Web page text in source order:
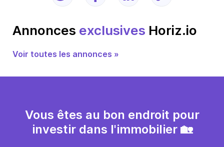
Annonces exclusives Horiz.io
Voir toutes les annonces »
Vous êtes au bon endroit pour
investir dans l'immobilier 🏡